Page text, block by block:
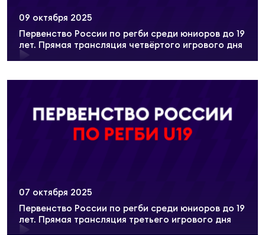
Первенство России по регби среди юниоров до 19
лет. Прямая трансляция четвёртого игрового дня
09 октября 2025
Первенство России по регби среди юниоров до 19
лет. Прямая трансляция третьего игрового дня
07 октября 2025